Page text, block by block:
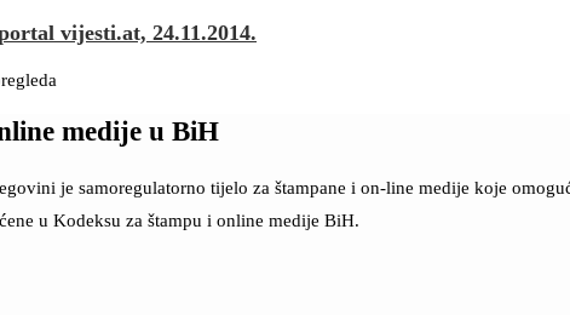
vijesti.at, 24.11.2014.
medije u BiH
je samoregulatorno tijelo za štampane i on-line medije koje
u Kodeksu za štampu i online medije BiH.